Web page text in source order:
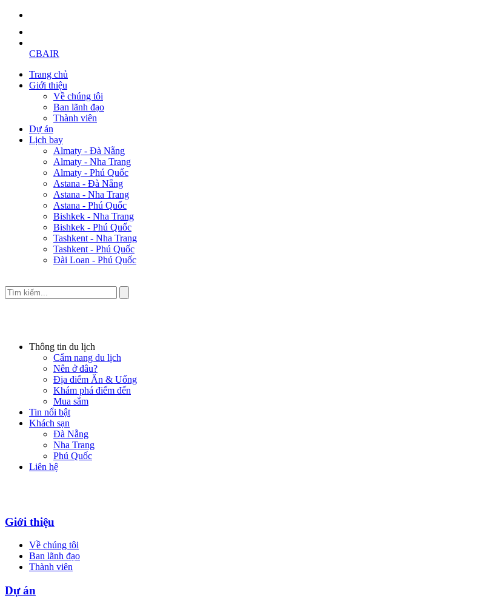
CBAIR
Trang chủ
Giới thiệu
Về chúng tôi
Ban lãnh đạo
Thành viên
Dự án
Lịch bay
Almaty - Đà Nẵng
Almaty - Nha Trang
Almaty - Phú Quốc
Astana - Đà Nẵng
Astana - Nha Trang
Astana - Phú Quốc
Bishkek - Nha Trang
Bishkek - Phú Quốc
Tashkent - Nha Trang
Tashkent - Phú Quốc
Đài Loan - Phú Quốc
Thông tin du lịch
Cẩm nang du lịch
Nên ở đâu?
Địa điểm Ăn & Uống
Khám phá điểm đến
Mua sắm
Tin nổi bật
Khách sạn
Đà Nẵng
Nha Trang
Phú Quốc
Liên hệ
Giới thiệu
Về chúng tôi
Ban lãnh đạo
Thành viên
Dự án